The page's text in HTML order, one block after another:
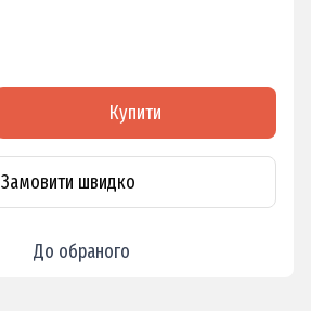
Купити
Замовити швидко
До обраного